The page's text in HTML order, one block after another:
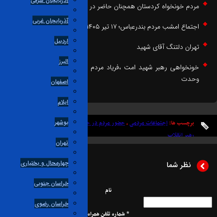
آذربایجان غربی
اردبیل
اصفهان
بوشهر
تهران
چهارمحال و بختیاری
خراسان جنوبی
خراسان رضوی
خونخواه کردستان همچنان حاضر در سنگر خیابان
امشب مردم بندرعباس؛ ۱۷ تیر ۱۴۰۵
دلتنگ آقای شهید
رهبر شهید امت ،فریاد مردم عزادار گرگان در اجتماع شبانه میدان
برچسب ها:اجتماعات مردمی،حضور مردم در خیابان ها، اتحاد و همدلی
رهبر انقلاب
نظر شما
* شماره تلفن همراه